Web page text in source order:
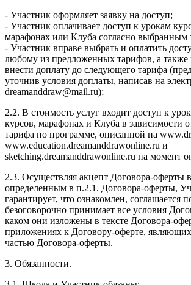
- Участник оформляет заявку на доступ;
- Участник оплачивает доступ к урокам
марафонах или Клуба согласно выбранным
- Участник вправе выбрать и оплатить
любому из предложенных тарифов, а также
внести доплату до следующего тарифа
уточнив условия доплаты, написав на
dreamanddraw@mail.ru);
2.2. В стоимость услуг входит доступ к
курсов, марафонах и Клуба в зависимости
тарифа по программе, описанной на
www.education.dreamanddrawonline.ru и
sketching.dreamanddrawonline.ru на момент
2.3. Осуществляя акцепт Договора-оферты
определенным в п.2.1. Договора-оферты,
гарантирует, что ознакомлен, соглашается
безоговорочно принимает все условия
каком они изложены в тексте Договора-
приложениях к Договору-оферте,
частью Договора-оферты.
3. Обязанности.